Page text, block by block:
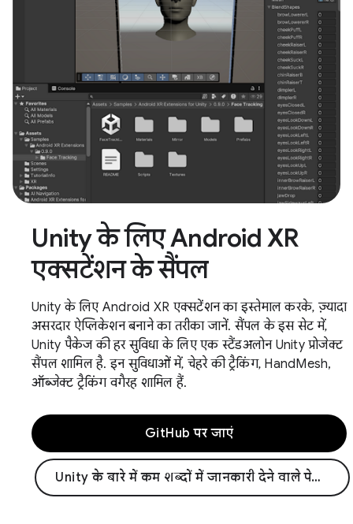
Unity के लिए Android XR
एक्सटेंशन के सैंपल
Unity के लिए Android XR एक्सटेंशन का इस्तेमाल करके, ज़्यादा
असरदार ऐप्लिकेशन बनाने का तरीका जानें. सैंपल के इस सेट में,
Unity पैकेज की हर सुविधा के लिए एक स्टैंडअलोन Unity प्रोजेक्ट
सैंपल शामिल है. इन सुविधाओं में, चेहरे की ट्रैकिंग, HandMesh,
ऑब्जेक्ट ट्रैकिंग वगैरह शामिल हैं.
GitHub पर जाएं
Unity के बारे में कम शब्दों में जानकारी देने वाले पेज पर जाएं